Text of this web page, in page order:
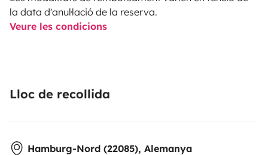
la data d'anul·lació de la reserva.
Veure les condicions
Lloc de recollida
Hamburg-Nord (22085), Alemanya